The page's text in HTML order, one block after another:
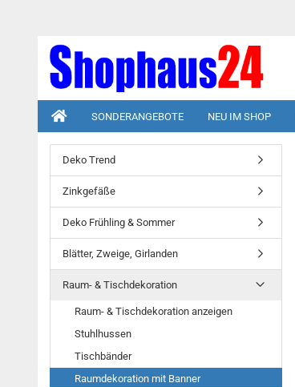
SONDERANGEBOTE NEU IM SHOP
Deko Trend
Zinkgefäße
Deko Frühling & Sommer
Blätter, Zweige, Girlanden
Raum- & Tischdekoration
Raum- & Tischdekoration anzeigen
Stuhlhussen
Tischbänder
Raumdekoration mit Banner